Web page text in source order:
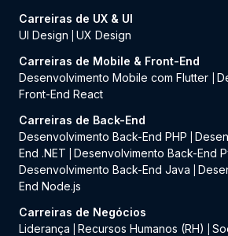
Carreiras de UX & UI
UI Design
UX Design
Carreiras de Mobile & Front-End
Desenvolvimento Mobile com Flutter
Front-End React
Carreiras de Back-End
Desenvolvimento Back-End PHP
End .NET
Desenvolvimento Back-End
Desenvolvimento Back-End Java
End Node.js
Carreiras de Negócios
Liderança
Recursos Humanos (RH)